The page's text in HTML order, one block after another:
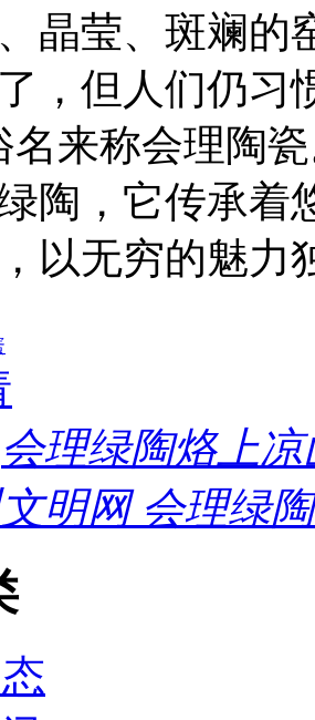
晶莹、斑斓的
，但人们仍习
名来称会理陶
，它传承着
以无穷的魅力
会理绿陶烙上
明网 会理绿